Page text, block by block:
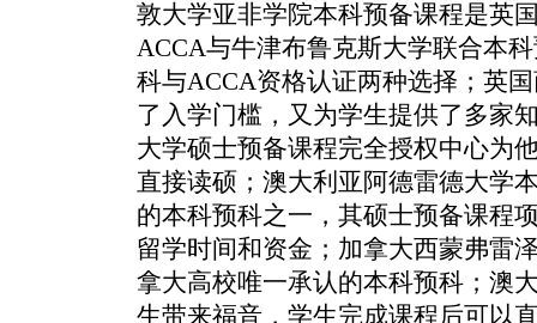
敦大学亚非学院本科预备课程是英
ACCA与牛津布鲁克斯大学联合本
科与ACCA资格认证两种选择；英
了入学门槛，又为学生提供了多家
大学硕士预备课程完全授权中心为
直接读硕；澳大利亚阿德雷德大学
的本科预科之一，其硕士预备课程
留学时间和资金；加拿大西蒙弗雷
拿大高校唯一承认的本科预科；澳
生带来福音，学生完成课程后可以